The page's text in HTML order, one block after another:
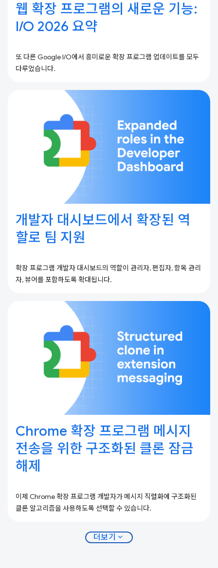
웹 확장 프로그램의 새로운 기능:
I / O 2026 요약
또 다른 Google I/O에서 흥미로운 확장 프로그램 업데이트를 모두
다루었습니다.
개발자 대시보드에서 확장된 역
할로 팀 지원
확장 프로그램 개발자 대시보드의 역할이 관리자, 편집자, 항목 관리
자, 뷰어를 포함하도록 확대됩니다.
Chrome 확장 프로그램 메시지
전송을 위한 구조화된 클론 잠금
해제
이제 Chrome 확장 프로그램 개발자가 메시지 직렬화에 구조화된
클론 알고리즘을 사용하도록 선택할 수 있습니다.
더보기 expand_more